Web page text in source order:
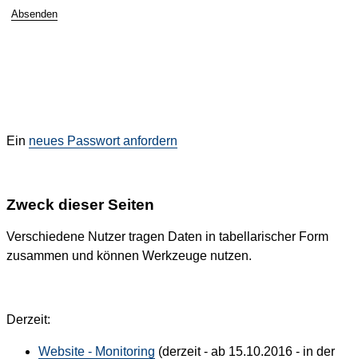
Absenden
Ein neues Passwort anfordern
Zweck dieser Seiten
Verschiedene Nutzer tragen Daten in tabellarischer Form
zusammen und können Werkzeuge nutzen.
Derzeit:
Website - Monitoring (derzeit - ab 15.10.2016 - in der